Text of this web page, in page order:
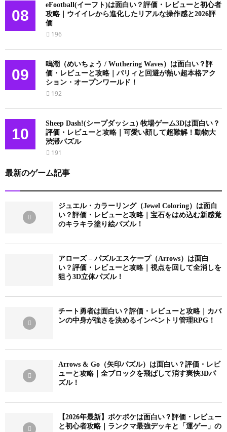
08
eFootball(イーフト)は面白い？評価・レビューと初心者
攻略｜ウイイレから進化したリアルな操作感と2026評
価
196
09
鳴潮（めいちょう / Wuthering Waves）は面白い？評
価・レビューと攻略｜パリィと回避が熱い超本格アク
ション・オープンワールド！
192
10
Sheep Dash!(シープダッシュ) 牧場ゲーム3Dは面白い？
評価・レビューと攻略｜可愛い顔して超難解！動物大
渋滞パズル
191
最新のゲーム記事
ジュエル・カラーリング（Jewel Coloring）は面白
い？評価・レビューと攻略｜宝石をはめ込む新感覚
のキラキラ塗り絵パズル！
アローズ – パズルエスケープ（Arrows）は面白
い？評価・レビューと攻略｜視点を回して全消しを
狙う3D立体パズル！
チート勇者は面白い？評価・レビューと攻略｜カバ
ンの中身が強さを決めるインベントリ管理RPG！
Arrows & Go（矢印パズル）は面白い？評価・レビ
ューと攻略｜全ブロックを飛ばして消す爽快3Dパ
ズル！
【2026年最新】ポケポケは面白い？評価・レビュー
と初心者攻略｜ランクマ最強デッキと「運ゲー」の